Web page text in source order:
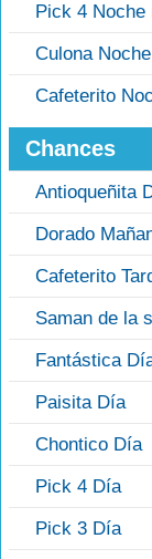
Pick 4 Noche
Culona
Cafeterito
Chances
Antioqueñita
Dorado
Cafeterito
Saman de la
Fantástica
Paisita Día
Chontico Día
Pick 4 Día
Pick 3 Día